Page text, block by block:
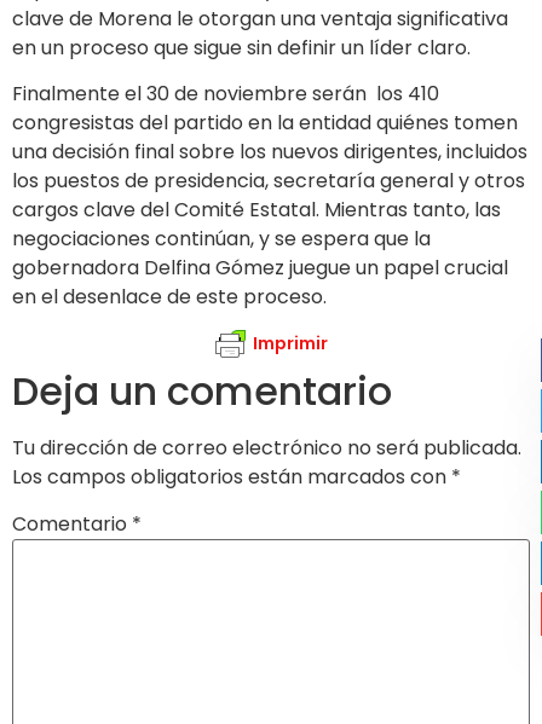
clave de Morena le otorgan una ventaja significativa
en un proceso que sigue sin definir un líder claro.
Finalmente el 30 de noviembre serán los 410
congresistas del partido en la entidad quiénes tomen
una decisión final sobre los nuevos dirigentes, incluidos
los puestos de presidencia, secretaría general y otros
cargos clave del Comité Estatal. Mientras tanto, las
negociaciones continúan, y se espera que la
gobernadora Delfina Gómez juegue un papel crucial
en el desenlace de este proceso.
Imprimir
Deja un comentario
Tu dirección de correo electrónico no será publicada.
Los campos obligatorios están marcados con *
Comentario *